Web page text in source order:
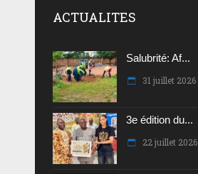
ACTUALITES
Salubrité: Af...
31 juillet 2026
3e édition du...
22 juillet 2026